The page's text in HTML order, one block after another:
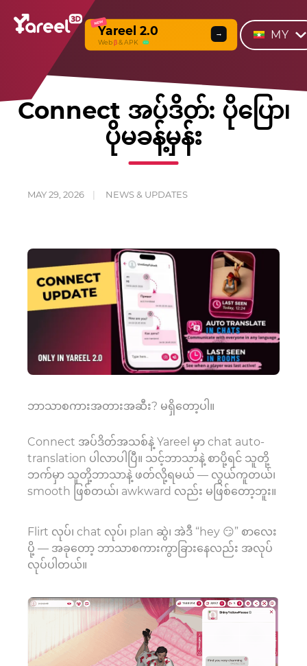
NEW
Yareel 2.0
Webβ & APK
→ MY
Connect အပ်ဒိတ်: ပိုပြော၊
ပိုမခန့်မှန်း
MAY 29, 2026 NEWS & UPDATES
ဘာသာစကားအတားအဆီး? မရှိတော့ပါ။
Connect အပ်ဒိတ်အသစ်နဲ့ Yareel မှာ chat auto-
translation ပါလာပါပြီ။ သင့်ဘာသာနဲ့ စာပို့ရင် သူတို့
ဘက်မှာ သူတို့ဘာသာနဲ့ ဖတ်လို့ရမယ် — လွယ်ကူတယ်၊
smooth ဖြစ်တယ်၊ awkward လည်း မဖြစ်တော့ဘူး။
Flirt လုပ်၊ chat လုပ်၊ plan ဆွဲ၊ အဲဒီ “hey 😏” စာလေး
ပို့ — အခုတော့ ဘာသာစကားကွာခြားနေလည်း အလုပ်
လုပ်ပါတယ်။